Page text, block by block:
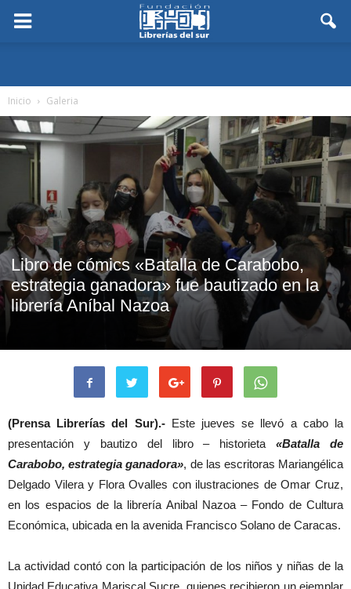
Inicio Galeria
Libro de cómics «Batalla de Carabobo,
estrategia ganadora» fue bautizado en la
librería Aníbal Nazoa
(Prensa Librerías del Sur).- Este jueves se llevó a cabo la
presentación y bautizo del libro – historieta«Batalla de
Carabobo, estrategia ganadora», de las escritoras Mariangélica
Delgado Vilera y Flora Ovalles con ilustraciones de Omar Cruz,
en los espacios de la librería Anibal Nazoa – Fondo de Cultura
Económica, ubicada en la avenida Francisco Solano de Caracas.
La actividad contó con la participación de los niños y niñas de la